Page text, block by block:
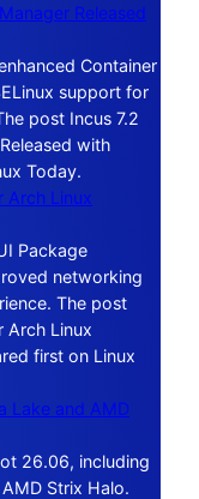
Released
Container
support for
post Incus 7.2
with
Today.
Arch Linux
Package
networking
The post
Arch Linux
first on Linux
Lake and AMD
26.06, including
Strix Halo.